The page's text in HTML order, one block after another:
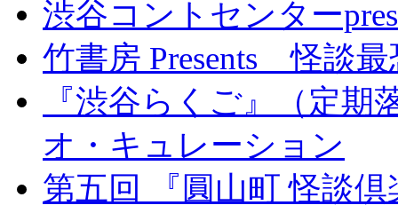
渋谷コントセンター
竹書房 Presents 怪談
『渋谷らくご』（定
オ・キュレーション
第五回 『圓山町 怪談